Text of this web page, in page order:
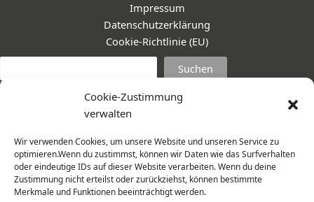
Cookie-Zustimmung
verwalten
Wir verwenden Cookies, um unsere Website und unseren Service zu
optimieren.Wenn du zustimmst, können wir Daten wie das Surfverhalten
oder eindeutige IDs auf dieser Website verarbeiten. Wenn du deine
Zustimmung nicht erteilst oder zurückziehst, können bestimmte
Merkmale und Funktionen beeinträchtigt werden.
Impressum
Datenschutzerklärung
Cookie-Richtlinie (EU)
Suchen